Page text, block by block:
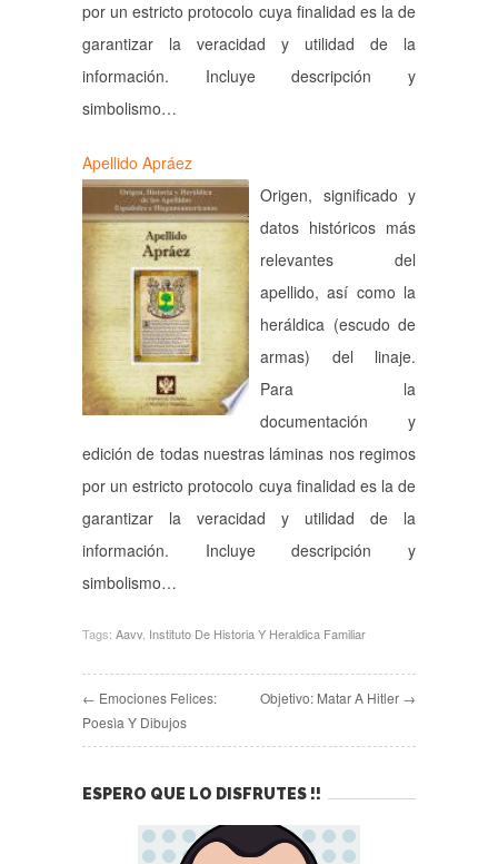
por un estricto protocolo cuya finalidad es la de
garantizar la veracidad y utilidad de la
información. Incluye descripción y
simbolismo…
Apellido Apráez
Origen, significado y
datos históricos más
relevantes del
apellido, así como la
heráldica (escudo de
armas) del linaje.
Para la
documentación y
edición de todas nuestras láminas nos regimos
por un estricto protocolo cuya finalidad es la de
garantizar la veracidad y utilidad de la
información. Incluye descripción y
simbolismo…
Tags: Aavv Instituto De Historia Y Heraldica Familiar
← Emociones Felices:
Poesìa Y Dibujos
Objetivo: Matar A Hitler →
ESPERO QUE LO DISFRUTES !!